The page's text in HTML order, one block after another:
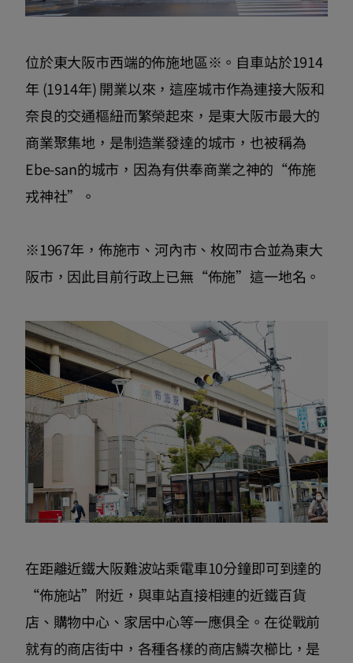
位於東大阪市西端的佈施地區※。自車站於1914
年 (1914年) 開業以來，這座城市作為連接大阪和
奈良的交通樞紐而繁榮起來，是東大阪市最大的
商業聚集地，是制造業發達的城市，也被稱為
Ebe-san的城市，因為有供奉商業之神的“佈施
戎神社”。
※1967年，佈施市、河內市、枚岡市合並為東大
阪市，因此目前行政上已無“佈施”這一地名。
在距離近鐵大阪難波站乘電車10分鐘即可到達的
“佈施站”附近，與車站直接相連的近鐵百貨
店、購物中心、家居中心等一應俱全。在從戰前
就有的商店街中，各種各樣的商店鱗次櫛比，是